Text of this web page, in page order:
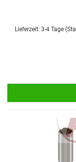
Lieferzeit: 3-4 Tage